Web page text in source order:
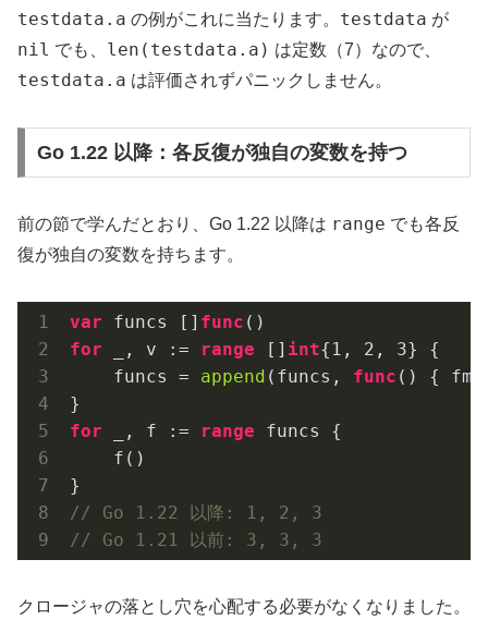
testdata.a の例がこれに当たります。 testdata が
nil でも、 len(testdata.a) は定数（7）なので、
testdata.a は評価されずパニックしません。
Go 1.22 以降：各反復が独自の変数を持つ
前の節で学んだとおり、Go 1.22 以降は range でも各反
復が独自の変数を持ちます。
var funcs [] func ()
for _, v := range [] int{ 1 , 2 , 3} {
    funcs =
append (funcs, func ()
{
for _, f := range funcs {
    f()
// Go 1.22 以降: 1, 2, 3
// Go 1.21 以前: 3, 3, 3
クロージャの落とし穴を心配する必要がなくなりました。